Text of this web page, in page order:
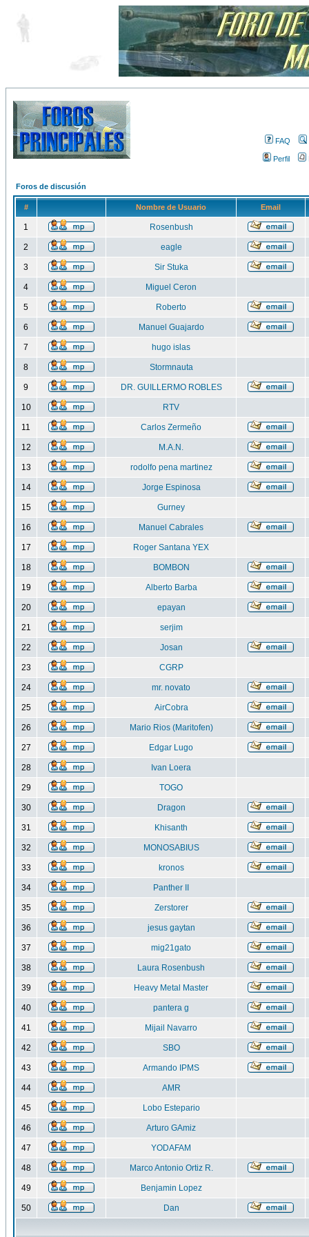
FAQ
Perfil
Foros de discusión
# Nombre de Usuario Email
1 Rosenbush
2 eagle
3 Sir Stuka
4 Miguel Ceron
5 Roberto
6 Manuel Guajardo
7 hugo islas
8 Stormnauta
9 DR. GUILLERMO ROBLES
10 RTV
11 Carlos Zermeño
12 M.A.N.
13 rodolfo pena martinez
14 Jorge Espinosa
15 Gurney
16 Manuel Cabrales
17 Roger Santana YEX
18 BOMBON
19 Alberto Barba
20 epayan
21 serjim
22 Josan
23 CGRP
24 mr. novato
25 AirCobra
26 Mario Rios (Maritofen)
27 Edgar Lugo
28 Ivan Loera
29 TOGO
30 Dragon
31 Khisanth
32 MONOSABIUS
33 kronos
34 Panther II
35 Zerstorer
36 jesus gaytan
37 mig21gato
38 Laura Rosenbush
39 Heavy Metal Master
40 pantera g
41 Mijail Navarro
42 SBO
43 Armando IPMS
44 AMR
45 Lobo Estepario
46 Arturo GAmiz
47 YODAFAM
48 Marco Antonio Ortiz R.
49 Benjamin Lopez
50 Dan